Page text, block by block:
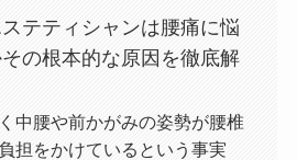
テティシャンは腰痛に悩
の根本的な原因を徹底解
中腰や前かがみの姿勢が腰椎
担をかけているという事実